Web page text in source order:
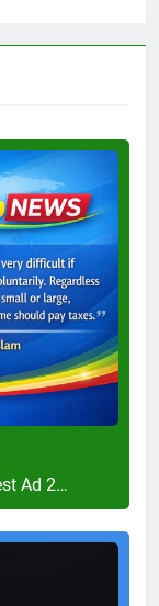
Ad 2…